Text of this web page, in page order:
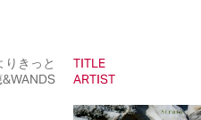
りきっと
TITLE
ARTIST